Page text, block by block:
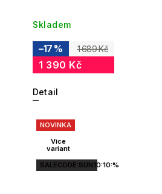
Skladem
1 689 Kč
–17 %
1 390 Kč
Detail
NOVINKA
Více
variant
SALECODE:SUN10:10:%